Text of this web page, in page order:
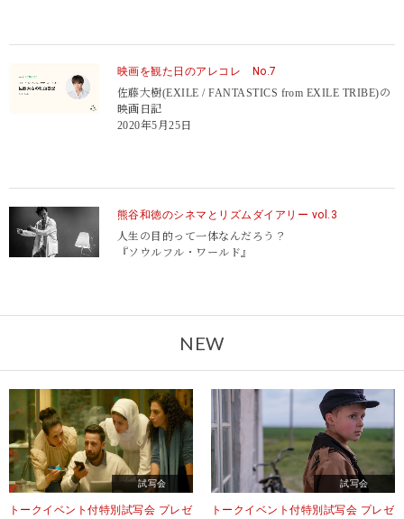
映画を観た日のアレコレ No.7
佐藤大樹(EXILE / FANTASTICS from EXILE TRIBE)の
映画日記
2020年5月25日
熊谷和徳のシネマとリズムダイアリー vol.3
人生の目的って一体なんだろう？
『ソウルフル・ワールド』
NEW
試写会
トークイベント付特別試写会 プレゼ
試写会
トークイベント付特別試写会 プレゼ